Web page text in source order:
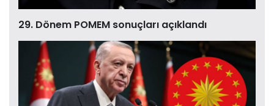
29. Dönem POMEM sonuçları açıklandı